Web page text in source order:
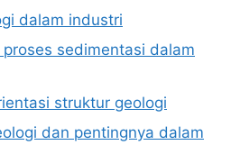
dalam industri
sedimentasi dalam
struktur geologi
dan pentingnya dalam